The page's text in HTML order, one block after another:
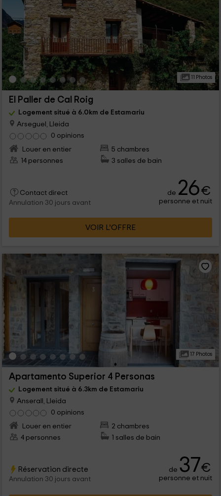
11 Photos
El Paller de Cal Roig
Logement situé à 6.0km de Estamariu
Arseguel, Lleida
0 opinions
Louer en entier
5 chambres
14 personnes
3 salles de bain
Contact direct
Annulation 30 jours avant
de 26€
personne et nuit
VOIR L’OFFRE
17 Photos
Apartamento Superior 4 Personas
Logement situé à 6.3km de Estamariu
Anserall, Lleida
0 opinions
Louer en entier
2 chambres
4 personnes
1 salles de bain
Réservation directe
Annulation 30 jours avant
de 37€
personne et nuit